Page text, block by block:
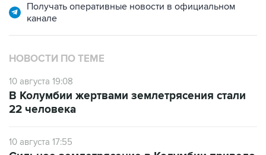
Получать оперативные новости в официальном
канале
НОВОСТИ ПО ТЕМЕ
10 августа 19:08
В Колумбии жертвами землетрясения стали
22 человека
10 августа 17:55